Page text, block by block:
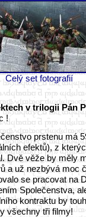
Celý set fotografií
v trilogii Pán
!
prstenu má
efektů), z
Dvě věže by měly
a už nezbývá moc
se pracovat na
Společenstva,
kontraktu by
všechny tři filmy!